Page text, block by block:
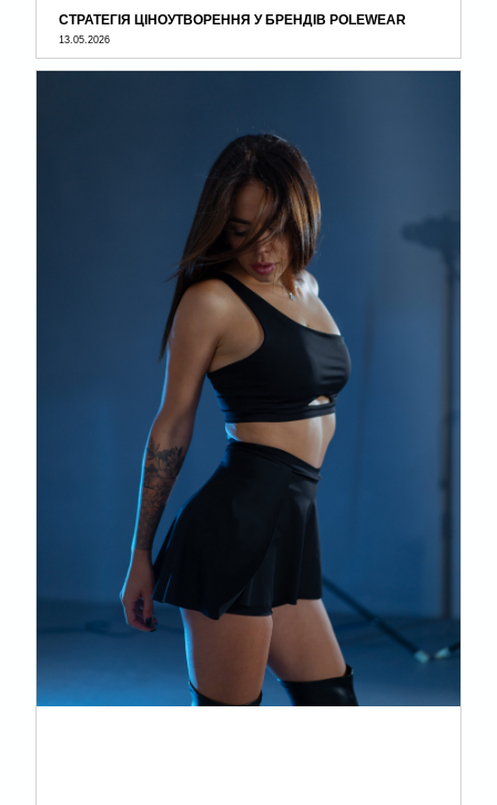
СТРАТЕГІЯ ЦІНОУТВОРЕННЯ У БРЕНДІВ POLEWEAR
13.05.2026